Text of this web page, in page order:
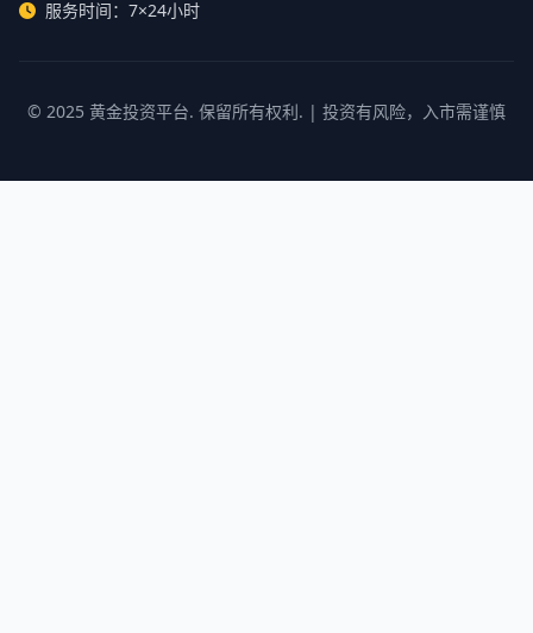
服务时间：7×24小时
© 2025 黄金投资平台. 保留所有权利. | 投资有风险，入市需谨慎